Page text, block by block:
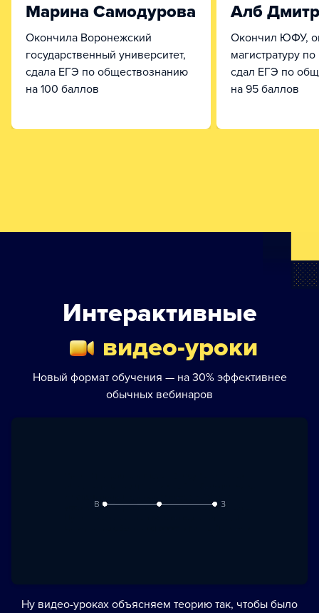
Марина Самодурова
Окончила Воронежский
государственный университет,
сдала ЕГЭ по обществознанию
на 100 баллов
Алб
Окончил ЮФУ,
магистратуру
сдал ЕГЭ по
на 95 баллов
Интерактивные
видео-уроки
Новый формат обучения — на 30% эффективнее
обычных вебинаров
Ну видео-уроках объясняем теорию так, чтобы было